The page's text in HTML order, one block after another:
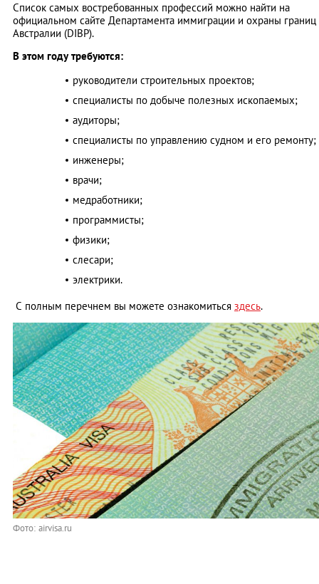
Список самых востребованных профессий можно найти на
официальном сайте Департамента иммиграции и охраны границ
Австралии (DIBP).
В этом году требуются:
руководители строительных проектов;
специалисты по добыче полезных ископаемых;
аудиторы;
специалисты по управлению судном и его ремонту;
инженеры;
врачи;
медработники;
программисты;
физики;
слесари;
электрики.
С полным перечнем вы можете ознакомиться здесь.
Фото: airvisa.ru